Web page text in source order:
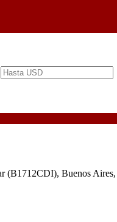
(B1712CDI), Buenos